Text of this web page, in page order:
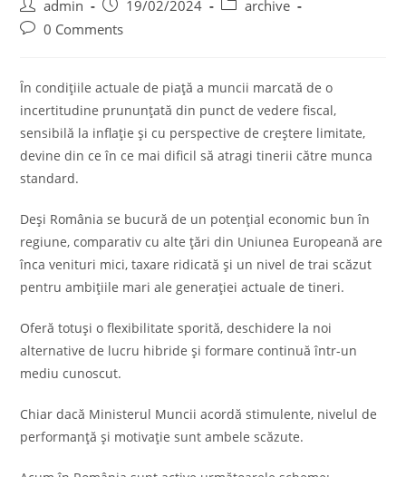
Post
author:
admin
Post
published:
19/02/2024
Postarchive
Post0 Comments
Ȋn condiţiile actuale de piaţă a muncii marcată de o
incertitudine prununţată din punct de vedere fiscal,
sensibilă la inflaţie şi cu perspective de creştere limitate,
devine din ce în ce mai dificil să atragi tinerii către munca
standard.
Deşi România se bucură de un potenţial economic bun în
regiune, comparativ cu alte ţări din Uniunea Europeană are
înca venituri mici, taxare ridicată şi un nivel de trai scăzut
pentru ambiţiile mari ale generaţiei actuale de tineri.
Oferă totuşi o flexibilitate sporită, deschidere la noi
alternative de lucru hibride şi formare continuă într-un
mediu cunoscut.
Chiar dacă Ministerul Muncii acordă stimulente, nivelul de
performanță și motivație sunt ambele scăzute.